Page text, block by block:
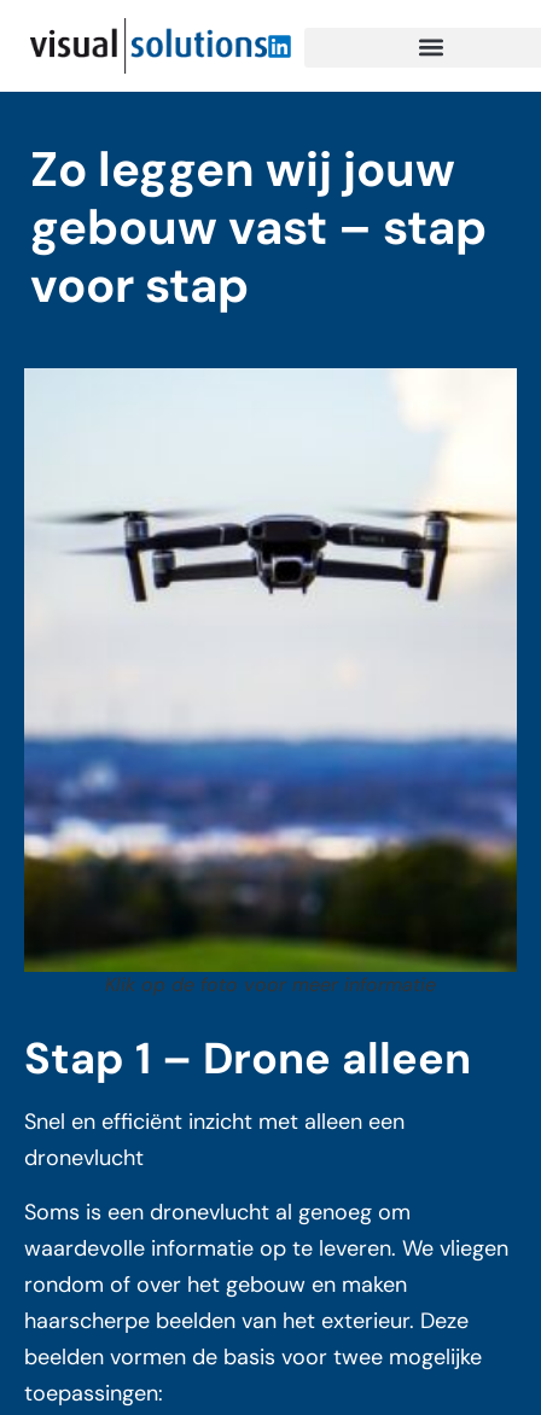
Zo leggen wij jouw
gebouw vast – stap
voor stap
Klik op de foto voor meer informatie
Stap 1 – Drone alleen
Snel en efficiënt inzicht met alleen een
dronevlucht
Soms is een dronevlucht al genoeg om
waardevolle informatie op te leveren. We vliegen
rondom of over het gebouw en maken
haarscherpe beelden van het exterieur. Deze
beelden vormen de basis voor twee mogelijke
toepassingen: